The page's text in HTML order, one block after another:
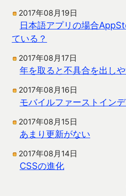
2017年08月19日
日本語アプリの場合
ている？
2017年08月17日
年を取ると不具合を出し
2017年08月16日
モバイルファーストインデ
2017年08月15日
あまり更新がない
2017年08月14日
CSSの進化